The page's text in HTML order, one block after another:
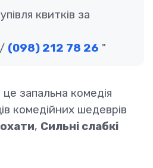
квитків за
/ (098) 212 78 26
це запальна комедія
комедійних шедеврів
, Сильні слабкі